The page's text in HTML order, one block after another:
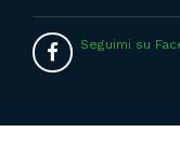
Seguimi su